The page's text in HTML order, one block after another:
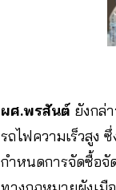
ผศ.พรสันต์ ยังกล่
รถไฟความเร็วสูง
กำหนดการจัดซื้อจั